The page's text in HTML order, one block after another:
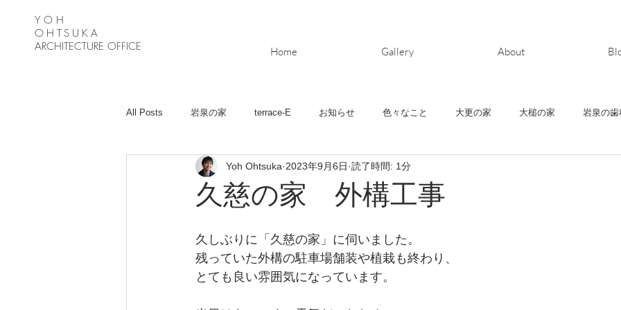
Y O H
OHTSUKA
ARCHITECTURE OFFICE
Home Gallery About
All Posts 岩泉の家 terrace-E お知らせ 色々なこと 大更の家 大槌の家 岩泉の歯
月が丘の家 Ｋ－Ｈouse 緑ヶ丘の家 清水町の家
久慈の家 外構工事
Yoh Ohtsuka 2023年9月6日 読了時間: 1分
久しぶりに「久慈の家」に伺いました。
残っていた外構の駐車場舗装や植栽も終わり、
とても良い雰囲気になっています。